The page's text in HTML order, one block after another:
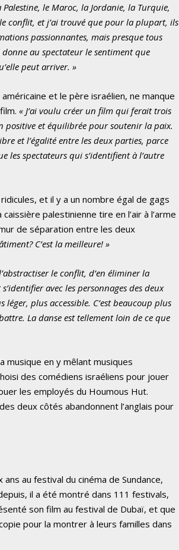
le Maroc, la Jordanie, la Turquie,
conflit, et j’ai trouvé que pour la plupart, ils
passionnantes, mais presque tous
au spectateur le sentiment que
peut arriver. »
et le père israélien, ne manque
film.« J’ai voulu créer un film qui ferait trois
positive et équilibrée pour soutenir la paix.
et l’égalité entre les deux parties, parce
les spectateurs qui s’identifient à l’autre
et il y a un nombre égal de gags
palestinienne tire en l’air à l’arme
de séparation entre les deux
C’est la meilleure! »
le conflit, d’en éliminer la
avec les personnages des deux
plus accessible. C’est beaucoup plus
La danse est tellement loin de ce que
musique en y mêlant musiques
des comédiens israéliens pour jouer
les employés du Houmous Hut.
deux côtés abandonnent l’anglais pour
au festival du cinéma de Sundance,
il a été montré dans 111 festivals,
son film au festival de Dubaï, et que
pour la montrer à leurs familles dans